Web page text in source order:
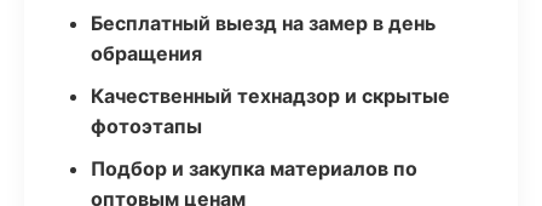
Бесплатный выезд на замер в день
обращения
Качественный технадзор и скрытые
фотоэтапы
Подбор и закупка материалов по
оптовым ценам